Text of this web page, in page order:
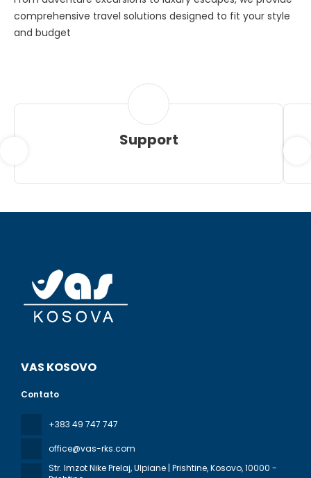
comprehensive travel solutions designed to fit your style
and budget
Support
VAS KOSOVO
Contato
+383 49 747 747
office@vas-rks.com
Str. Imzot Nike Prelaj, Ulpiane | Prishtine, Kosovo, 10000 -